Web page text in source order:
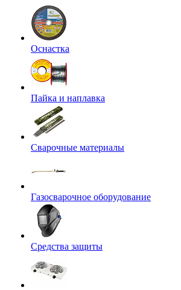
Оснастка
Пайка и наплавка
Сварочные материалы
Газосварочное оборудование
Средства защиты